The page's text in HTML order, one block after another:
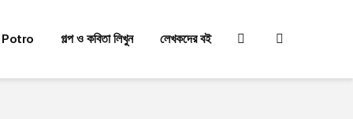
গল্প ও কবিতা লিখুন লেখকদের বই